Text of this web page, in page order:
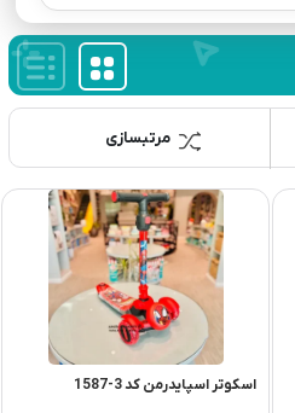
مرتبسازی
اسکوتر اسپایدرمن کد 3-1587